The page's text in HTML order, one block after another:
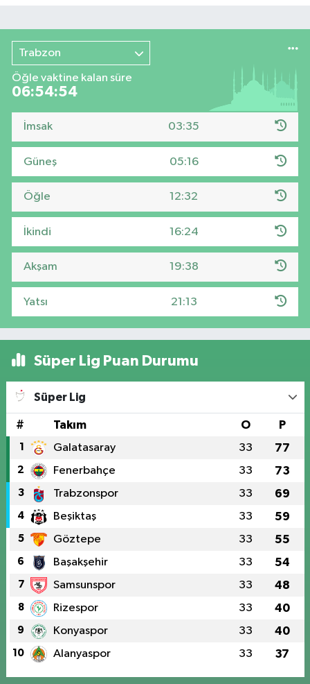
Trabzon
Öğle vaktine kalan süre
06:54:53
İmsak 03:35
Güneş 05:16
Öğle 12:32
İkindi 16:24
Akşam 19:38
Yatsı 21:13
Süper Lig Puan Durumu
Süper Lig
# Takım O P
1 Galatasaray 33 77
2 Fenerbahçe 33 73
3 Trabzonspor 33 69
4 Beşiktaş 33 59
5 Göztepe 33 55
6 Başakşehir 33 54
7 Samsunspor 33 48
8 Rizespor 33 40
9 Konyaspor 33 40
10 Alanyaspor 33 37